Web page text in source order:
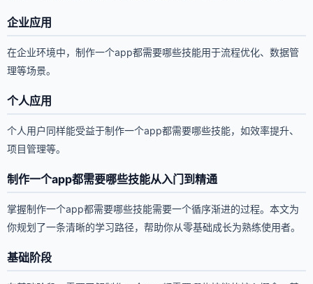
企业应用
在企业环境中，制作一个app都需要哪些技能用于流程优化、数据管
理等场景。
个人应用
个人用户同样能受益于制作一个app都需要哪些技能，如效率提升、
项目管理等。
制作一个app都需要哪些技能从入门到精通
掌握制作一个app都需要哪些技能需要一个循序渐进的过程。本文为
你规划了一条清晰的学习路径，帮助你从零基础成长为熟练使用者。
基础阶段